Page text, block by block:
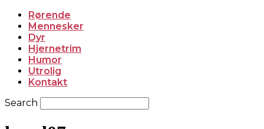
Rørende
Mennesker
Dyr
Hjernetrim
Humor
Utrolig
Kontakt
Search